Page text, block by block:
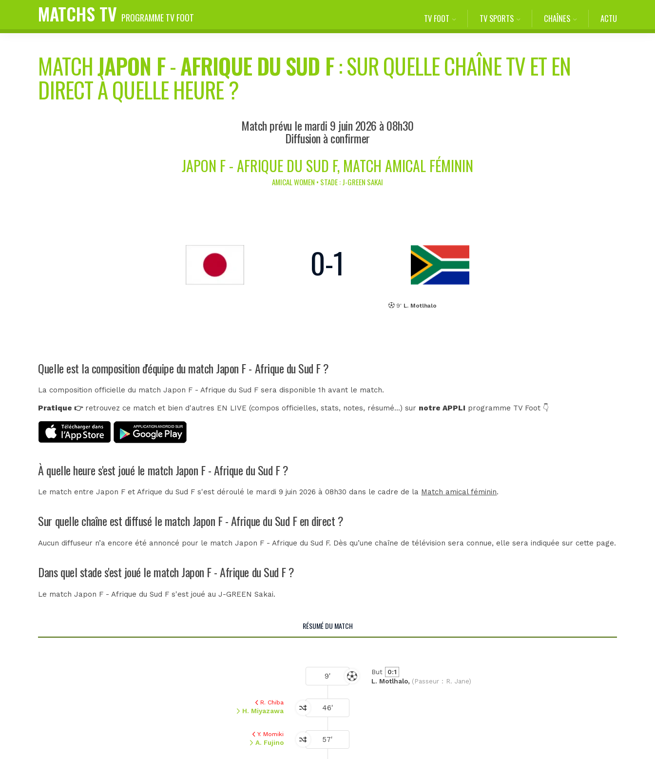
MATCHS TV PROGRAMME TV FOOT TV FOOT TV SPORTS CHAÎNES ACTU
MATCHJAPON F-AFRIQUE DU SUD F: SUR QUELLE CHAÎNE TV ET EN
DIRECT À QUELLE HEURE ?
Match prévu le mardi 9 juin 2026 à 08h30
Diffusion à confirmer
JAPON F - AFRIQUE DU SUD F, MATCH AMICAL FÉMININ
AMICAL WOMEN • STADE : J-GREEN SAKAI
0-1
9' L. Motlhalo
Quelle est la composition d'équipe du match Japon F - Afrique du Sud F ?
La composition officielle du match Japon F - Afrique du Sud F sera disponible 1h avant le match.
Pratique 👉retrouvez ce match et bien d'autres EN LIVE (compos officielles, stats, notes, résumé...) sur notre APPLI programme TV Foot 👇
À quelle heure s'est joué le match Japon F - Afrique du Sud F ?
Le match entre Japon F et Afrique du Sud F s'est déroulé le mardi 9 juin 2026 à 08h30 dans le cadre de la Match amical féminin.
Sur quelle chaîne est diffusé le match Japon F - Afrique du Sud F en direct ?
Aucun diffuseur n’a encore été annoncé pour le match Japon F - Afrique du Sud F. Dès qu’une chaîne de télévision sera connue, elle sera indiquée sur cette page.
Dans quel stade s'est joué le match Japon F - Afrique du Sud F ?
Le match Japon F - Afrique du Sud F s'est joué auJ-GREEN Sakai.
RÉSUMÉ DU MATCH
9' But
0:1
L. Motlhalo, (Passeur : R. Jane)
46'
R. Chiba
H. Miyazawa
57'
Y. Momiki
A. Fujino